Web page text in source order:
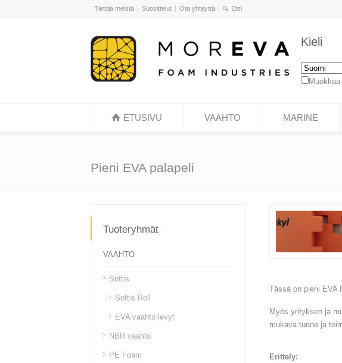
Tietoja meistä Suosittelut Ota yhteyttä
Kieli
ETUSIVU VAAHTO MARINE
Pieni EVA palapeli
Tässä on pieni EVA
Myös yrityksen ja
mukava tunne ja
Erittely:
Tuoteryhmät
VAAHTO
Softis
Softis Roll
EVA vaahto levyt
NBR vaahto
PE Foam